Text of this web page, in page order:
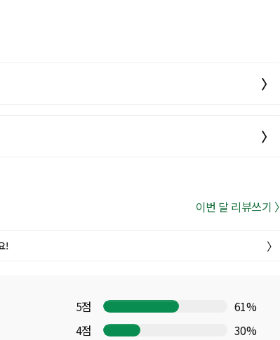
〉
〉
이번 달 리뷰쓰기 〉
! 〉
5점
61%
4점
30%